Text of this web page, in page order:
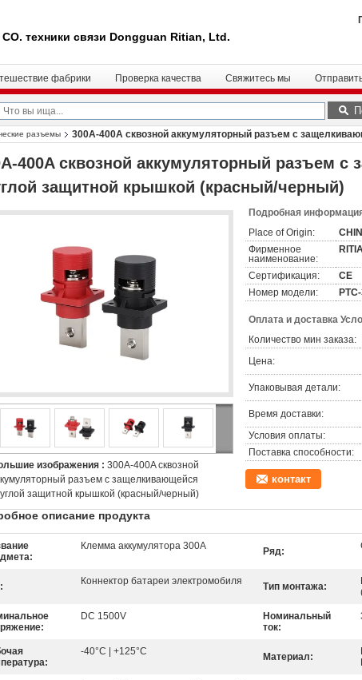
CO. техники связи Dongguan Ritian, Ltd.
фабрики Проверка качества Свяжитесь мы
разъемы
300A-400A сквозной аккумуляторный разъем с
400A сквозной аккумуляторный разъем с
защитной крышкой (красный/черный)
изображения : 300A-400A сквозной
разъем с защелкивающейся
защитной крышкой (красный/черный)
Подробная
Place of Origin:
Фирменное
наименование:
Сертификация:
CE
Номер модели:
Оплата и доставка
Количество мин заказа:
Цена:
Упаковывая детали:
Время доставки:
Условия оплаты:
Поставка способности:
контакт
описание продукта
Клемма аккумулятора 300А Ряд:
Коннектор батареи электромобиля Тип монтажа:
DC 1500V
Номинальный
ток:
-40°C | +125°C Материал: